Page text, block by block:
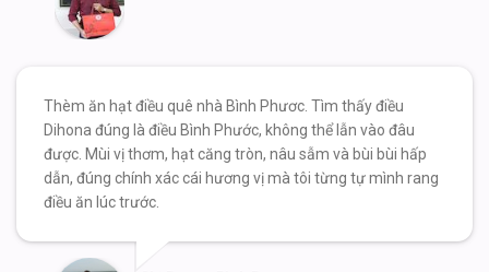
Thèm ăn hạt điều quê nhà Bình Phươc. Tìm thấy điều
Dihona đúng là điều Bình Phước, không thể lẫn vào đâu
được. Mùi vị thơm, hạt căng tròn, nâu sẫm và bùi bùi hấp
dẫn, đúng chính xác cái hương vị mà tôi từng tự mình rang
điều ăn lúc trước.